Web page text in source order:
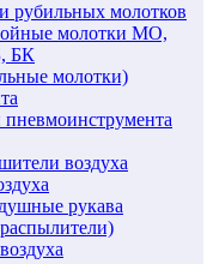
рубильных молотков
молотки МО,
БК
молотки)
воздуха
рукава